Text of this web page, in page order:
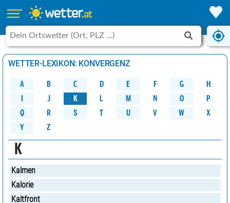
WETTER-LEXIKON: KONVERGENZ
A B C D E F G H
J K L M N O
P
Q
R S T U V W X
Y Z
K
Kalmen
Kalorie
Kaltfront